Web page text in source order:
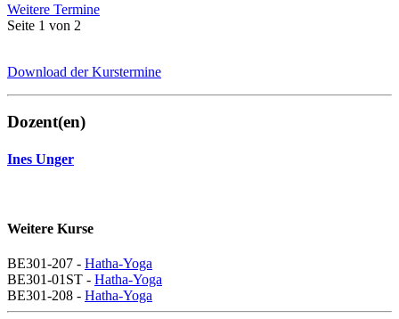
Weitere Termine
Seite 1 von 2
Download der Kurstermine
Dozent(en)
Ines Unger
Weitere Kurse
BE301-207 - Hatha-Yoga
BE301-01ST - Hatha-Yoga
BE301-208 - Hatha-Yoga